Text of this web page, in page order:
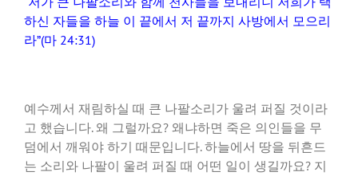
하신 자들을 하늘 이 끝에서 저 끝까지 사방에서 모으리
라”(마 24:31)
예수께서 재림하실 때 큰 나팔소리가 울려 퍼질 것이라
고 했습니다. 왜 그럴까요? 왜냐하면 죽은 의인들을 무
덤에서 깨워야 하기 때문입니다. 하늘에서 땅을 뒤흔드
는 소리와 나팔이 울려 퍼질 때 어떤 일이 생길까요? 지